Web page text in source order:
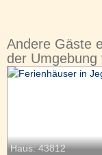
Andere Gäste
der Umgebung
Haus: 43812